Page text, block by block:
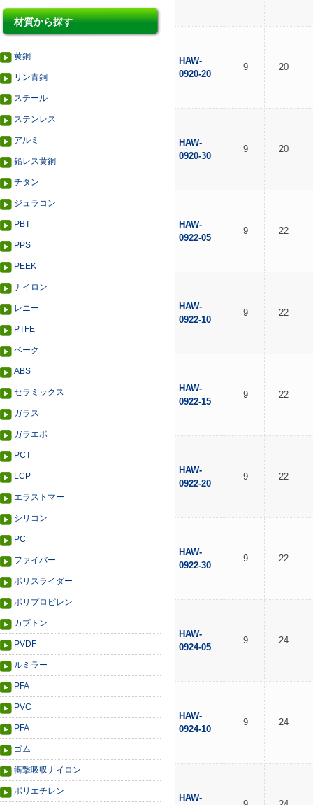
材質から探す
黄銅
リン青銅
スチール
ステンレス
アルミ
鉛レス黄銅
チタン
ジュラコン
PBT
PPS
PEEK
ナイロン
レニー
PTFE
ベーク
ABS
セラミックス
ガラス
ガラエポ
PCT
LCP
エラストマー
シリコン
PC
ファイバー
ポリスライダー
ポリプロピレン
カプトン
PVDF
ルミラー
PFA
PVC
PFA
ゴム
衝撃吸収ナイロン
ポリエチレン
HAW-
0920-20
9 20
HAW-
0920-30
9 20
HAW-
0922-05
9 22
HAW-
0922-10
9 22
HAW-
0922-15
9 22
HAW-
0922-20
9 22
HAW-
0922-30
9 22
HAW-
0924-05
9 24
HAW-
0924-10
9 24
HAW-